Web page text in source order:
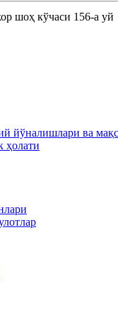
шоҳ кўчаси 156-а уй
йўналишлари ва
ҳолати